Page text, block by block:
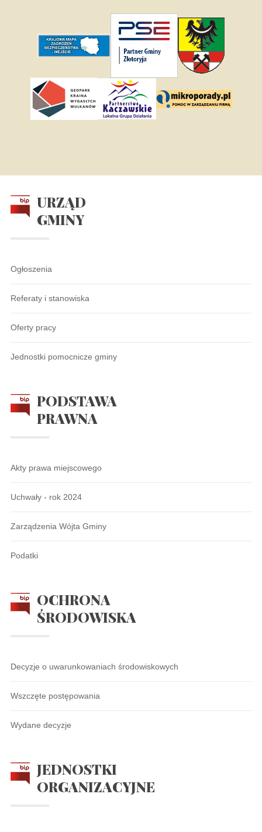
URZĄD
GMINY
Ogłoszenia
Referaty i stanowiska
Oferty pracy
Jednostki pomocnicze gminy
PODSTAWA
PRAWNA
Akty prawa miejscowego
Uchwały - rok 2024
Zarządzenia Wójta Gminy
Podatki
OCHRONA
ŚRODOWISKA
Decyzje o uwarunkowaniach środowiskowych
Wszczęte postępowania
Wydane decyzje
JEDNOSTKI
ORGANIZACYJNE